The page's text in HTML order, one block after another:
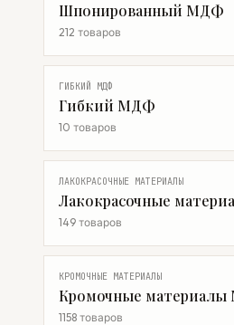
Шпонированный МДФ
212 товаров
ГИБКИЙ МДФ
Гибкий МДФ
10 товаров
ЛАКОКРАСОЧНЫЕ МАТЕРИАЛЫ
Лакокрасочные
149 товаров
КРОМОЧНЫЕ МАТЕРИАЛЫ
Кромочные материалы
1158 товаров